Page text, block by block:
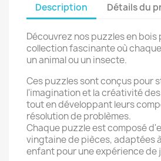
Description Détails du
Découvrez nos puzzles en
collection fascinante où
un animal ou un insecte.
Ces puzzles sont conçus pour
l'imagination et la créativité
tout en développant leurs
résolution de problèmes.
Chaque puzzle est composé
vingtaine de pièces, adaptées
enfant pour une expérience de